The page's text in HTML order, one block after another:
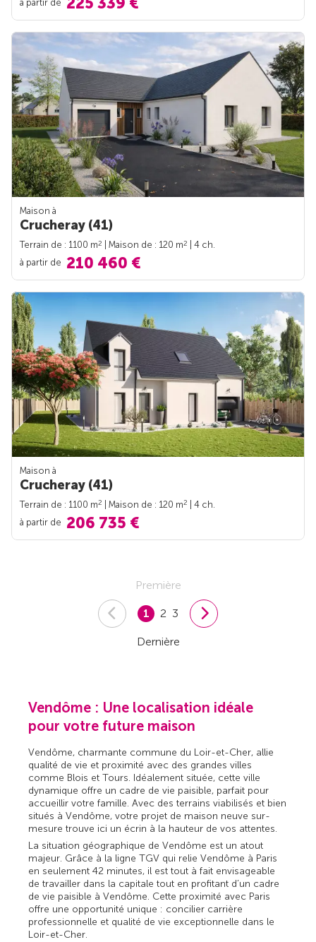
à partir de
Maison à
Crucheray (41)
Terrain de : 1100 m2 | Maison de : 120 m2
| 4 ch.
à partir de 210 460 €
Maison à
Crucheray (41)
Terrain de : 1100 m2 | Maison de : 120 m2
| 4 ch.
à partir de 206 735 €
Première
1 2 3
Dernière
Vendôme : Une localisation idéale
pour votre future maison
Vendôme, charmante commune du Loir-et-Cher, allie
qualité de vie et proximité avec des grandes villes
comme Blois et Tours. Idéalement située, cette ville
dynamique offre un cadre de vie paisible, parfait pour
accueillir votre famille. Avec des terrains viabilisés et bien
situés à Vendôme, votre projet de maison neuve sur-
mesure trouve ici un écrin à la hauteur de vos attentes.
La situation géographique de Vendôme est un atout
majeur. Grâce à la ligne TGV qui relie Vendôme à Paris
en seulement 42 minutes, il est tout à fait envisageable
de travailler dans la capitale tout en profitant d’un cadre
de vie paisible à Vendôme. Cette proximité avec Paris
offre une opportunité unique : concilier carrière
professionnelle et qualité de vie exceptionnelle dans le
Loir-et-Cher.